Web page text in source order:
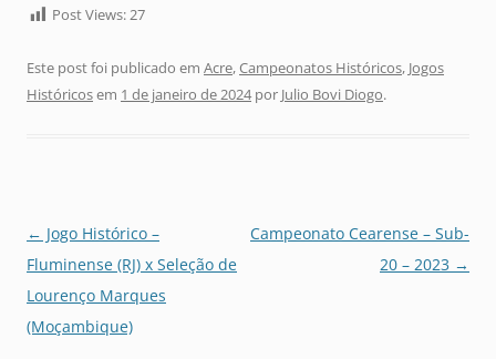
Post Views:27
Este post foi publicado em Acre,Campeonatos Históricos, Jogos
Históricosem 1 de janeiro de 2024por Julio Bovi Diogo.
Navegação
de
posts
← Jogo Histórico –
Fluminense (RJ) x Seleção de
Lourenço Marques
(Moçambique)
Campeonato Cearense – Sub-
20 – 2023 →